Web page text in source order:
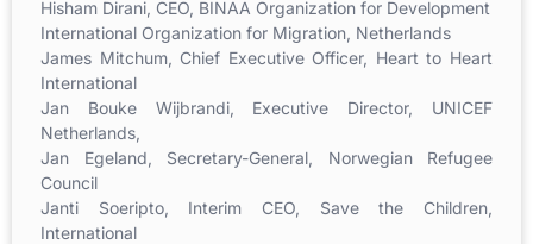
Hisham Dirani, CEO, BINAA Organization for Development
International Organization for Migration, Netherlands
James Mitchum, Chief Executive Officer, Heart to Heart
International
Jan Bouke Wijbrandi, Executive Director, UNICEF
Netherlands,
Jan Egeland, Secretary-General, Norwegian Refugee
Council
Janti Soeripto, Interim CEO, Save the Children,
International